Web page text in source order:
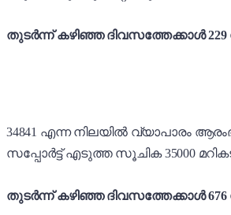
തുടർന്ന് കഴിഞ്ഞ ദിവസത്തേക്കാൾ 229
34841 എന്ന നിലയിൽ വ്യാപാരം
സപ്പോർട്ട് എടുത്ത സൂചിക 35000
തുടർന്ന് കഴിഞ്ഞ ദിവസത്തേക്കാൾ 676